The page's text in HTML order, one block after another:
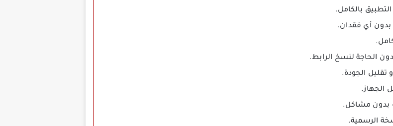
بالكامل.
الحاجة لنسخ الرابط.
الجودة.
الجهاز.
بدون مشاكل.
الرسمية.